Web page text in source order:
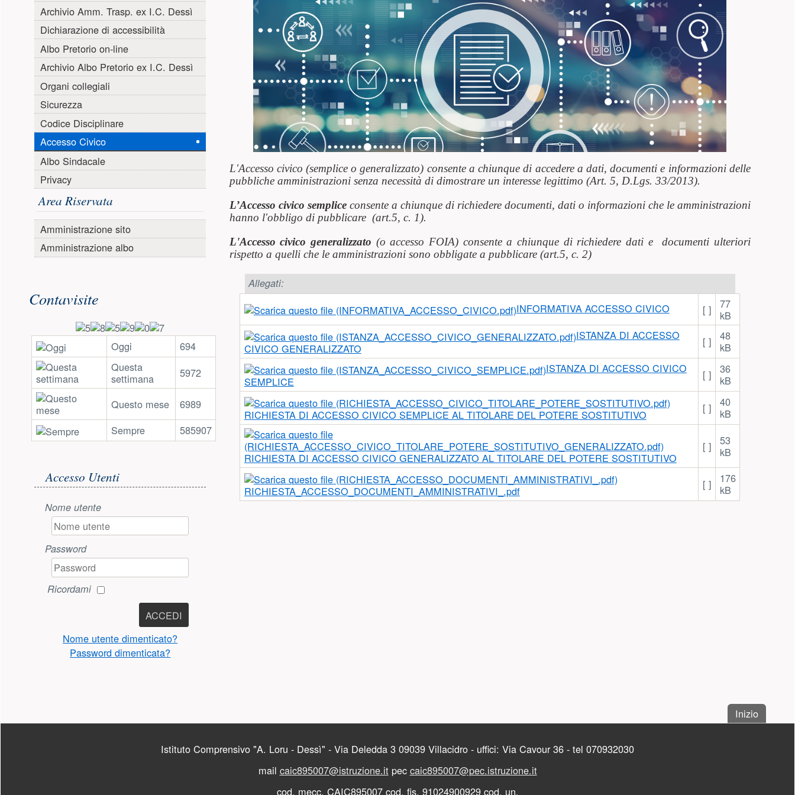
Archivio Amm. Trasp. ex I.C. Dessì
Dichiarazione di accessibilità
Albo Pretorio on-line
Archivio Albo Pretorio ex I.C. Dessì
Organi collegiali
Sicurezza
Codice Disciplinare
Accesso Civico
Albo Sindacale
Privacy
Area Riservata
Amministrazione sito
Amministrazione albo
Risorse aggiuntive (colonna di sinistra)
Contavisite
Oggi
694
Questa
settimana
5972
Questo mese
6989
Sempre
585907
Accesso utente
Accesso Utenti
Nome utente
Password
Ricordami
ACCEDI
Nome utente dimenticato?
Password dimenticata?
L'Accesso civico (semplice o generalizzato) consente a chiunque di accedere a dati, documenti e informazioni delle
pubbliche amministrazioni senza necessità di dimostrare un interesse legittimo (Art. 5, D.Lgs. 33/2013).
L’Accesso civico sempliceconsente a chiunque di richiedere documenti, dati o informazioni che le amministrazioni
hanno l'obbligo di pubblicare (art.5, c. 1).
L'Accesso civico generalizzato (o accesso FOIA) consente a chiunque di richiedere dati e documenti ulteriori
rispetto a quelli che le amministrazioni sono obbligate a pubblicare (art.5, c. 2)
Allegati:
INFORMATIVA ACCESSO CIVICO [ ]
77
kB
ISTANZA DI ACCESSO
CIVICO GENERALIZZATO
[ ]
48
kB
ISTANZA DI ACCESSO CIVICO
SEMPLICE
[ ]
36
kB
RICHIESTA DI ACCESSO CIVICO SEMPLICE AL TITOLARE DEL POTERE SOSTITUTIVO [ ]
40
kB
RICHIESTA DI ACCESSO CIVICO GENERALIZZATO AL TITOLARE DEL POTERE SOSTITUTIVO
[ ]
53
kB
RICHIESTA_ACCESSO_DOCUMENTI_AMMINISTRATIVI_.pdf [ ]
176
kB
Inizio. Salta
PIÈ DI PAGINAIstituto Comprensivo "A. Loru - Dessì" - Via Deledda 3 09039 Villacidro - uffici: Via Cavour 36 - tel 070932030
mail caic895007@istruzione.it pec caic895007@pec.istruzione.it
cod. mecc. CAIC895007 cod. fis. 91024900929 cod. un.